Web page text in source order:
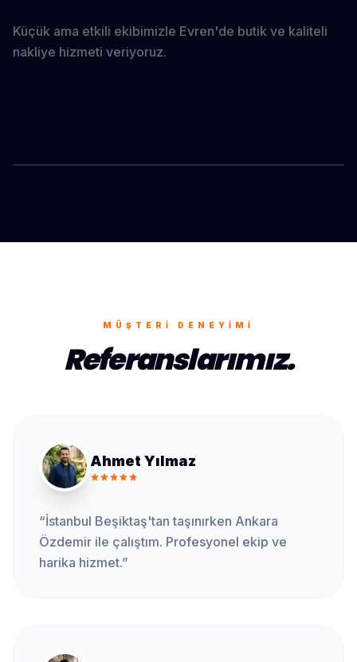
Küçük ama etkili ekibimizle Evren'de butik ve kaliteli
nakliye hizmeti veriyoruz.
MÜŞTERI DENEYIMI
Referanslarımız.
Ahmet Yılmaz
“İstanbul Beşiktaş'tan taşınırken Ankara
Özdemir ile çalıştım. Profesyonel ekip ve
harika hizmet.”